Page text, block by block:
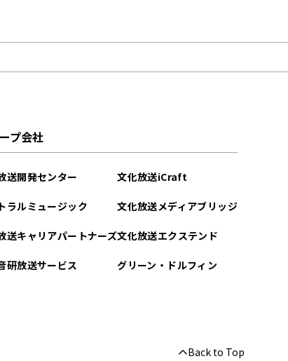
プ会社
送開発センター
ラルミュージック
送キャリアパートナーズ
研放送サービス
文化放送iCraft
文化放送メディアブリッジ
文化放送エクステンド
グリーン・ドルフィン
Back to Top